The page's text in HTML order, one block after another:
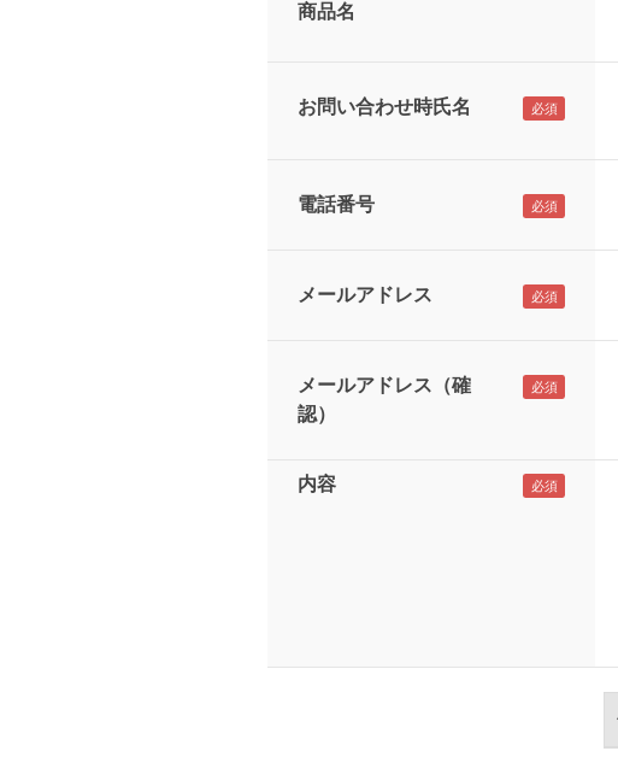
商品名
お問い合わせ時氏名
電話番号
メールアドレス
メールアドレス（確
認）
内容